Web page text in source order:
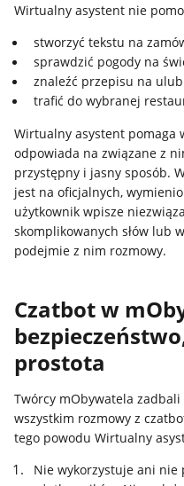
Wirtualny asystent nie
stworzyć tekstu na
sprawdzić pogody na
znaleźć przepisu na
trafić do wybranej
Wirtualny asystent pomaga
odpowiada na związane z
przystępny i jasny sposób.
jest na oficjalnych,
użytkownik wpisze
skomplikowanych słów lub
podejmie z nim rozmowy.
Czatbot w
prostota
Twórcy mObywatela
wszystkim rozmowy z
tego powodu Wirtualny
Nie wykorzystuje ani nie